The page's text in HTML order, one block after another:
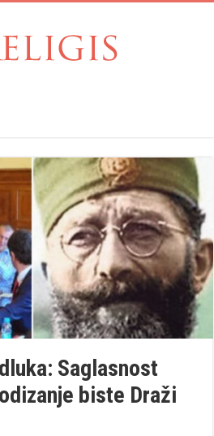
Saglasnost
biste Draži